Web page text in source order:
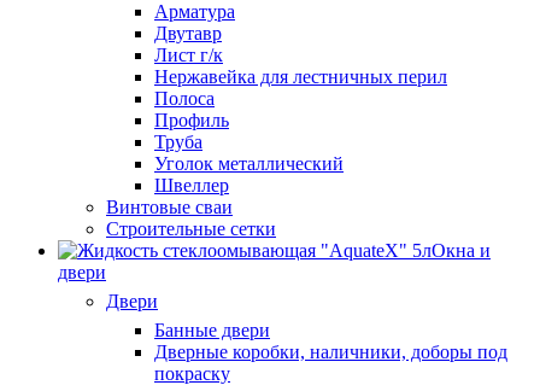
Арматура
Двутавр
Лист г/к
Нержавейка для лестничных перил
Полоса
Профиль
Труба
Уголок металлический
Швеллер
Винтовые сваи
Строительные сетки
Окна и
двери
Двери
Банные двери
Дверные коробки, наличники, доборы под
покраску